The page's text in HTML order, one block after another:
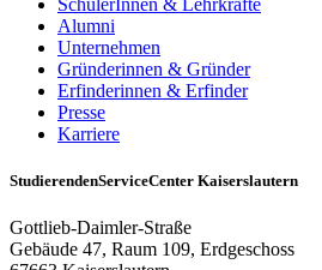
Alumni
Unternehmen
Gründerinnen & Gründer
Erfinderinnen & Erfinder
Presse
Karriere
StudierendenServiceCenter Kaiserslautern
Gottlieb-Daimler-Straße
Gebäude 47, Raum 109, Erdgeschoss